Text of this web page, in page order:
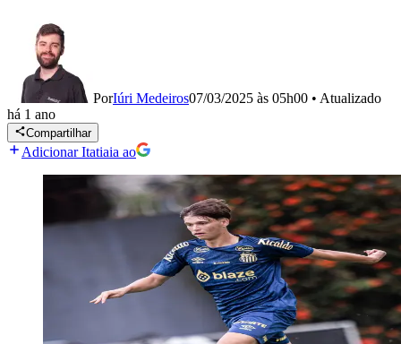
PorIúri Medeiros07/03/2025 às 05h00 • Atualizado
há 1 ano
Compartilhar
Adicionar Itatiaia ao